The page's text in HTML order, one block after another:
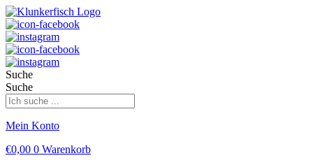
Suche
Suche
Mein Konto
€0,00 0 Warenkorb